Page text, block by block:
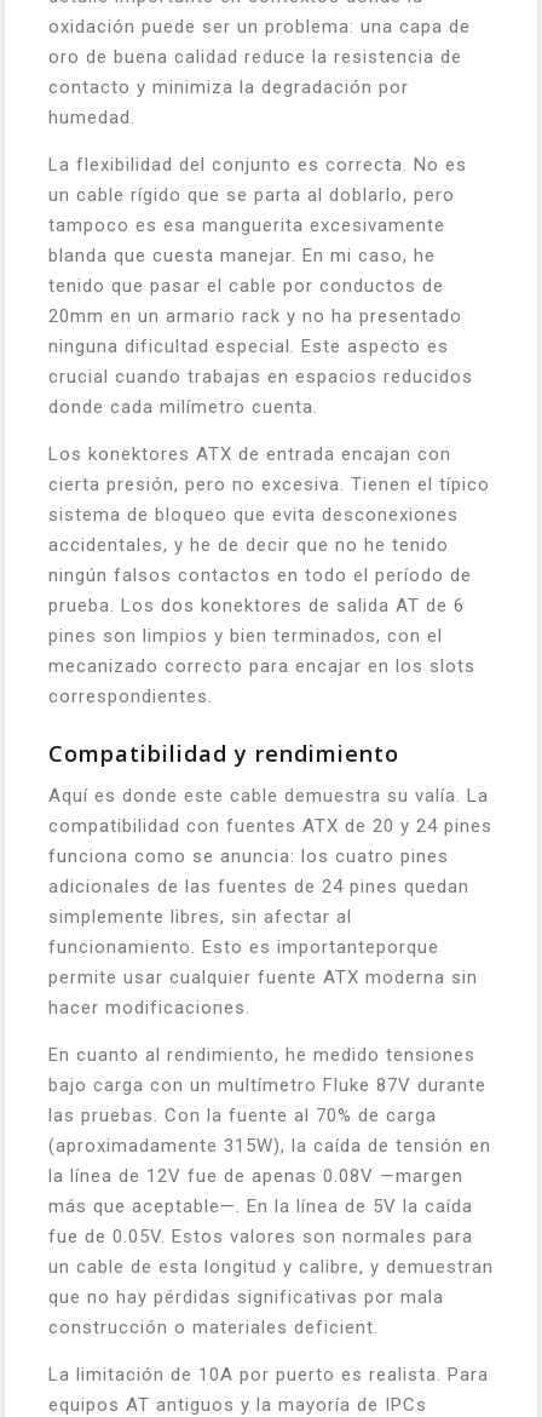
oxidación puede ser un problema: una capa de
oro de buena calidad reduce la resistencia de
contacto y minimiza la degradación por
humedad.
La flexibilidad del conjunto es correcta. No es
un cable rígido que se parta al doblarlo, pero
tampoco es esa manguerita excesivamente
blanda que cuesta manejar. En mi caso, he
tenido que pasar el cable por conductos de
20mm en un armario rack y no ha presentado
ninguna dificultad especial. Este aspecto es
crucial cuando trabajas en espacios reducidos
donde cada milímetro cuenta.
Los konektores ATX de entrada encajan con
cierta presión, pero no excesiva. Tienen el típico
sistema de bloqueo que evita desconexiones
accidentales, y he de decir que no he tenido
ningún falsos contactos en todo el período de
prueba. Los dos konektores de salida AT de 6
pines son limpios y bien terminados, con el
mecanizado correcto para encajar en los slots
correspondientes.
Compatibilidad y rendimiento
Aquí es donde este cable demuestra su valía. La
compatibilidad con fuentes ATX de 20 y 24 pines
funciona como se anuncia: los cuatro pines
adicionales de las fuentes de 24 pines quedan
simplemente libres, sin afectar al
funcionamiento. Esto es importanteporque
permite usar cualquier fuente ATX moderna sin
hacer modificaciones.
En cuanto al rendimiento, he medido tensiones
bajo carga con un multímetro Fluke 87V durante
las pruebas. Con la fuente al 70% de carga
(aproximadamente 315W), la caída de tensión en
la línea de 12V fue de apenas 0.08V —margen
más que aceptable—. En la línea de 5V la caída
fue de 0.05V. Estos valores son normales para
un cable de esta longitud y calibre, y demuestran
que no hay pérdidas significativas por mala
construcción o materiales deficient.
La limitación de 10A por puerto es realista. Para
equipos AT antiguos y la mayoría de IPCs